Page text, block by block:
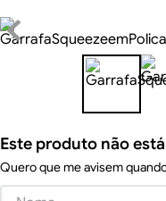
Este produto não
Quero que me avisem